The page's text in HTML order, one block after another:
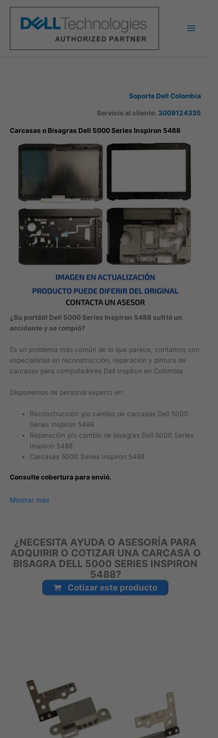
contenido
Soporte Dell Colombia
Servicio al cliente: 3009124335
Carcasas o Bisagras Dell 5000 Series Inspiron 5488
¿Su portátil Dell 5000 Series Inspiron 5488 sufrió un
accidente y se rompió?
Es un problema más común de lo que parece, contamos con
especialistas en reconstrucción, reparación y pintura de
carcasas para computadores Dell Inspiron en Colombia.
Disponemos de personal experto en:
Reconstrucción y/o cambio de carcasas Dell 5000
Series Inspiron 5488
Reparación y/o cambio de bisagras Dell 5000 Series
Inspiron 5488
Carcasas 5000 Series Inspiron 5488
Consulte cobertura para envió.
Leticia, Medellín, Arauca, Barranquilla, Cartagena, Tunja,
Armenia, Pereira, San Andrés, Bucaramanga, Sincelejo,
Ibagué, Cali, Mitú, Puerto Carreño.
Mostrar más
¿NECESITA AYUDA O ASESORÍA PARA
ADQUIRIR O COTIZAR UNA CARCASA O
BISAGRA DELL 5000 SERIES INSPIRON
5488?
Cotizar este producto